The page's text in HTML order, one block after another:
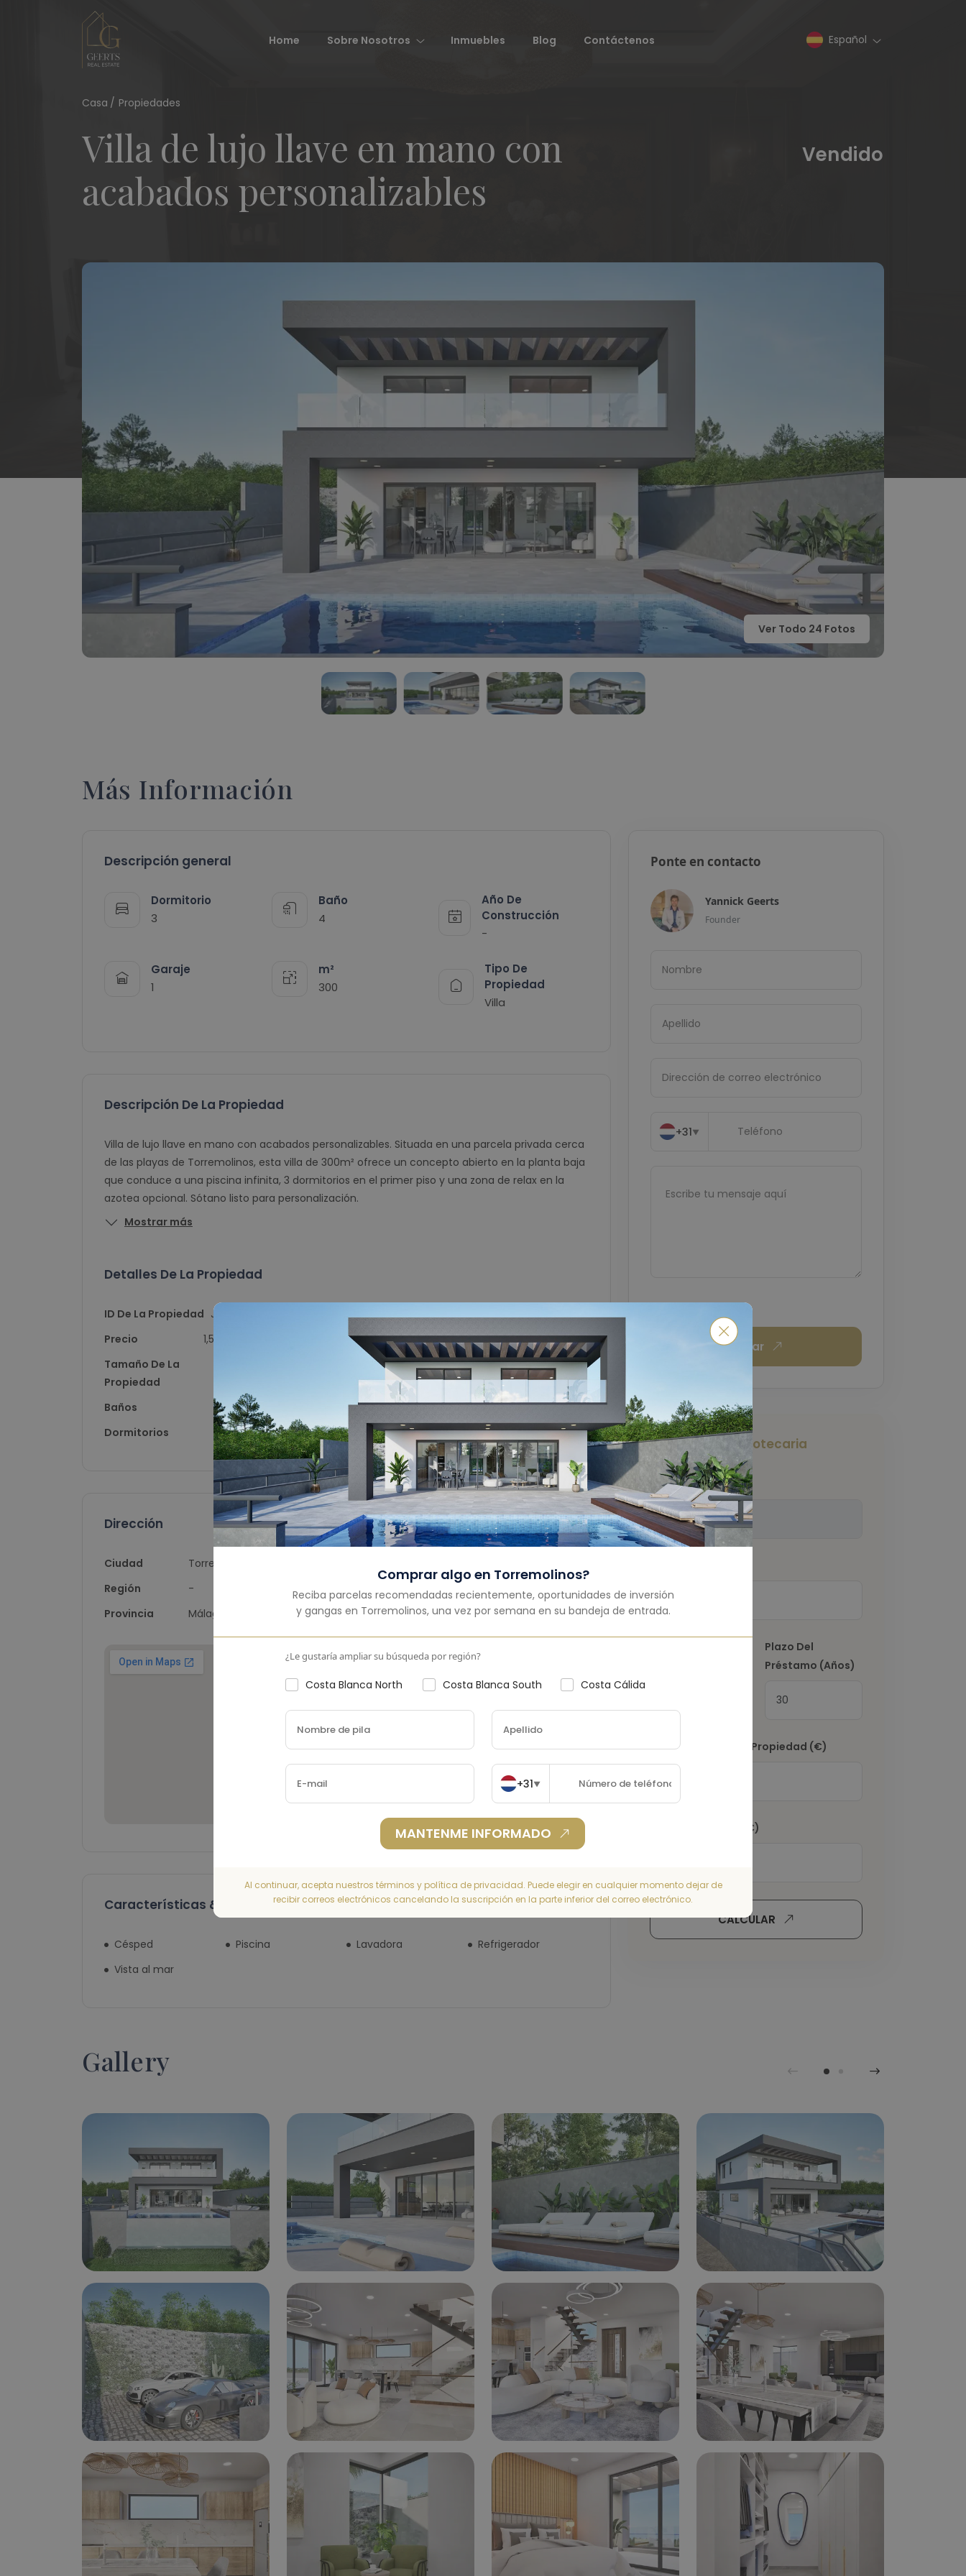
Home Sobre Nosotros Inmuebles Blog Contáctenos Español
Casa Propiedades
Villa de lujo llave en mano con
acabados personalizables
Vendido
Comprar algo en Torremolinos?
Reciba parcelas recomendadas recientemente, oportunidades de inversión
y gangas en Torremolinos, una vez por semana en su bandeja de entrada.
¿Le gustaría ampliar su búsqueda por región?
Costa Blanca North Costa Blanca South Costa Cálida
+31▼
MANTENME INFORMADO
Al continuar, acepta nuestros términos y política de privacidad. Puede elegir en cualquier momento dejar de
recibir correos electrónicos cancelando la suscripción en la parte inferior del correo electrónico.
Ver Todo 24 Fotos
Más Información
Descripción general
Dormitorio
3
Baño
4
Año De
Construcción
-
Garaje
1
m²
300
Tipo De
Propiedad
Villa
Descripción De La Propiedad
Villa de lujo llave en mano con acabados personalizables. Situada en una parcela privada cerca
de las playas de Torremolinos, esta villa de 300m² ofrece un concepto abierto en la planta baja
que conduce a una piscina infinita, 3 dormitorios en el primer piso y una zona de relax en la
azotea opcional. Sótano listo para personalización.
Mostrar más
Detalles De La Propiedad
ID De La Propiedad JG9782
Precio
1,500,000
Tamaño De La
Propiedad
Baños
4
Dormitorios
3
Garaje
1
Tamaño Del Garaje
-
Año De Construcción
-
Tipo De Propiedad
Villa
Propiedad
Dirección
Ciudad
Región
Provincia
Torremolinos
-
Málaga
País
Spain
Características & Comodidades
Césped Piscina Lavadora
Refrigerador
Vista al mar
Ponte en contacto
Yannick Geerts
Founder
+31▼
Enviar
Calculadora Hipotecaria
Monto Total(€)
Plazo Del
Préstamo (Años)
Impuesto Sobre La Propiedad (€)
(€)
CALCULAR
Gallery